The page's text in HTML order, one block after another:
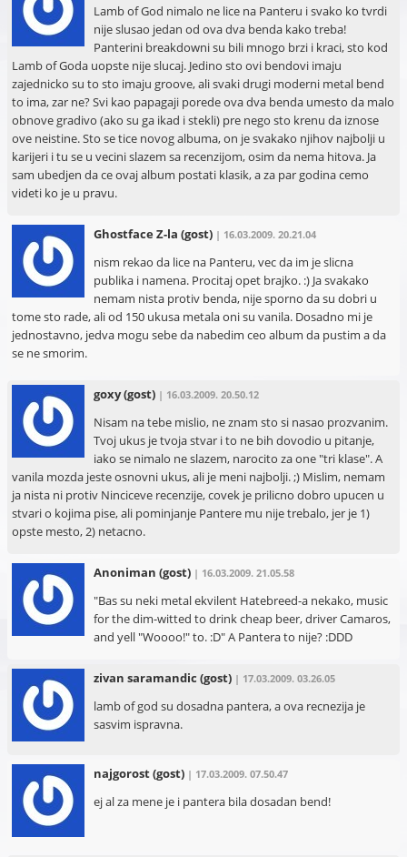
Lamb of God nimalo ne lice na Panteru i svako ko tvrdi
nije slusao jedan od ova dva benda kako treba!
Panterini breakdowni su bili mnogo brzi i kraci, sto kod
Lamb of Goda uopste nije slucaj. Jedino sto ovi bendovi imaju
zajednicko su to sto imaju groove, ali svaki drugi moderni metal bend
to ima, zar ne? Svi kao papagaji porede ova dva benda umesto da malo
obnove gradivo (ako su ga ikad i stekli) pre nego sto krenu da iznose
ove neistine. Sto se tice novog albuma, on je svakako njihov najbolji u
karijeri i tu se u vecini slazem sa recenzijom, osim da nema hitova. Ja
sam ubedjen da ce ovaj album postati klasik, a za par godina cemo
videti ko je u pravu.
Ghostface Z-la (gost) | 16.03.2009. 20.21.04
nism rekao da lice na Panteru, vec da im je slicna
publika i namena. Procitaj opet brajko. :) Ja svakako
nemam nista protiv benda, nije sporno da su dobri u
tome sto rade, ali od 150 ukusa metala oni su vanila. Dosadno mi je
jednostavno, jedva mogu sebe da nabedim ceo album da pustim a da
se ne smorim.
goxy(gost) | 16.03.2009. 20.50.12
Nisam na tebe mislio, ne znam sto si nasao prozvanim.
Tvoj ukus je tvoja stvar i to ne bih dovodio u pitanje,
iako se nimalo ne slazem, narocito za one "tri klase". A
vanila mozda jeste osnovni ukus, ali je meni najbolji. ;) Mislim, nemam
ja nista ni protiv Ninciceve recenzije, covek je prilicno dobro upucen u
stvari o kojima pise, ali pominjanje Pantere mu nije trebalo, jer je 1)
opste mesto, 2) netacno.
Anoniman (gost) | 16.03.2009. 21.05.58
"Bas su neki metal ekvilent Hatebreed-a nekako, music
for the dim-witted to drink cheap beer, driver Camaros,
and yell "Woooo!" to. :D" A Pantera to nije? :DDD
zivan saramandic (gost) | 17.03.2009. 03.26.05
lamb of god su dosadna pantera, a ova recnezija je
sasvim ispravna.
najgorost(gost) | 17.03.2009. 07.50.47
ej al za mene je i pantera bila dosadan bend!